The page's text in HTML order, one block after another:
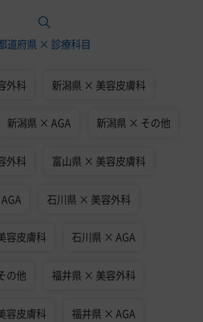
道府県 × 診療科目
外科 新潟県 × 美容皮膚科
新潟県 × AGA 新潟県 × その他
外科 富山県 × 美容皮膚科
石川県 × 美容外科
容皮膚科 石川県 × AGA
の他 福井県 × 美容外科
容皮膚科 福井県 × AGA